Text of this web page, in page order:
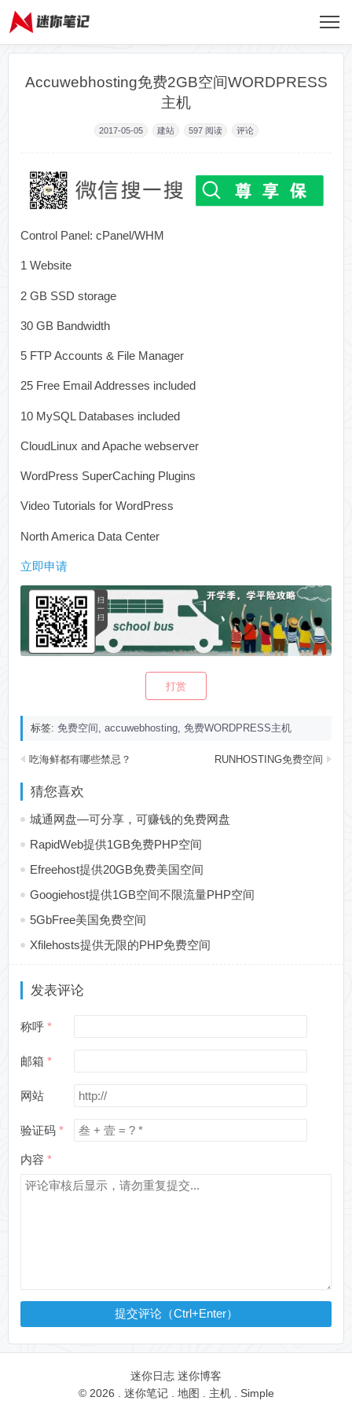
Accuwebhosting免费2GB空间WORDPRESS
主机
2017-05-05 建站 597 阅读 评论
Control Panel: cPanel/WHM
1 Website
2 GB SSD storage
30 GB Bandwidth
5 FTP Accounts & File Manager
25 Free Email Addresses included
10 MySQL Databases included
CloudLinux and Apache webserver
WordPress SuperCaching Plugins
Video Tutorials for WordPress
North America Data Center
立即申请
打赏
标签:免费空间,accuwebhosting,免费WORDPRESS主机
吃海鲜都有哪些禁忌？ RUNHOSTING免费空间
猜您喜欢
城通网盘—可分享，可赚钱的免费网盘
RapidWeb提供1GB免费PHP空间
Efreehost提供20GB免费美国空间
Googiehost提供1GB空间不限流量PHP空间
5GbFree美国免费空间
Xfilehosts提供无限的PHP免费空间
发表评论
称呼
邮箱
网站
验证码
内容
提交评论（Ctrl+Enter）
迷你日志 迷你博客
© 2026 . 迷你笔记. 地图 . 主机. Simple